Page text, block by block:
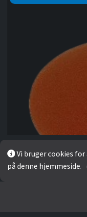
Vi bruger cookies
på denne hjemmeside.